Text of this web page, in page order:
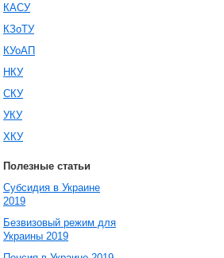
КАСУ
КЗоТУ
КУоАП
НКУ
СКУ
УКУ
ХКУ
Полезные статьи
Субсидия в Украине
2019
Безвизовый режим для
Украины 2019